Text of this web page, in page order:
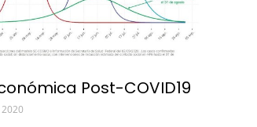
Post-COVID19